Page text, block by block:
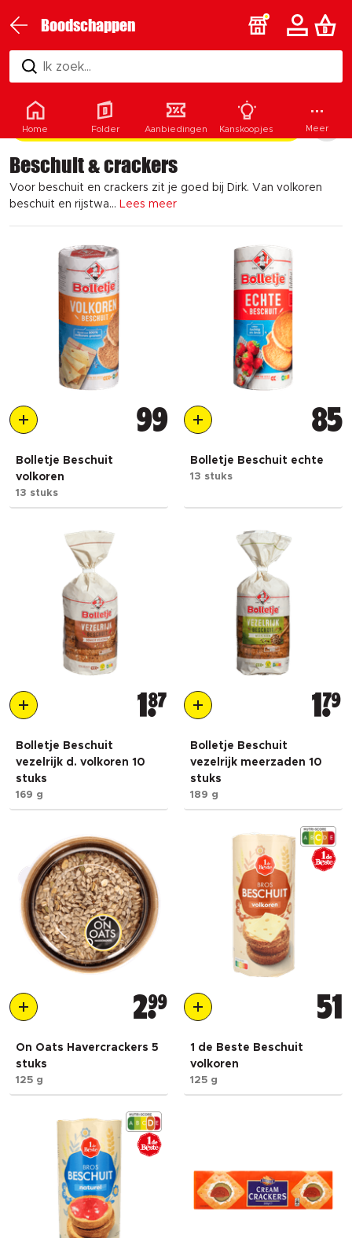
Boodschappen
Ik zoek...
Filters & categorieën
Beschuit & crackers
Voor beschuit en crackers zit je goed bij Dirk. Van volkoren
beschuit en rijstwa... Lees meer
99
Bolletje Beschuit
volkoren
13 stuks
85
Bolletje Beschuit echte
13 stuks
1 87
Bolletje Beschuit
vezelrijk d. volkoren 10
stuks
169 g
1 79
Bolletje Beschuit
vezelrijk meerzaden 10
stuks
189 g
299
On Oats Havercrackers 5
stuks
125 g
51
1 de Beste Beschuit
volkoren
125 g
Home Folder Aanbiedingen Kanskoopjes Meer